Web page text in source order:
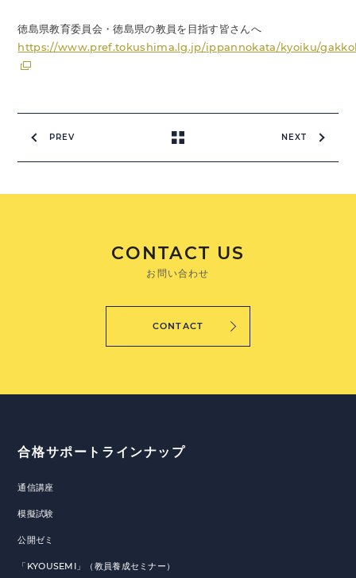
徳島県教育委員会・徳島県の教員を目指す皆さんへ
https://www.pref.tokushima.lg.jp/ippannokata/kyoiku/
PREV NEXT
CONTACT US
お問い合わせ
CONTACT
合格サポートラインナップ
通信講座
模擬試験
公開ゼミ
「KYOUSEMI」（教員養成セミナー）